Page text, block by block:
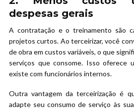
despesas gerais
A contratação e o treinamento são
projetos curtos. Ao terceirizar, você
de obra em custos variáveis, o que
serviços que consome. Isso oferece
existe com funcionários internos.
Outra vantagem da terceirização é
adapte seu consumo de serviço às